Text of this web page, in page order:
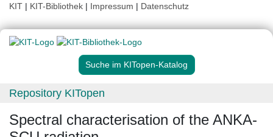
KIT | KIT-Bibliothek | Impressum | Datenschutz
Suche im KITopen-Katalog
Repository KITopen
Spectral characterisation of the ANKA-